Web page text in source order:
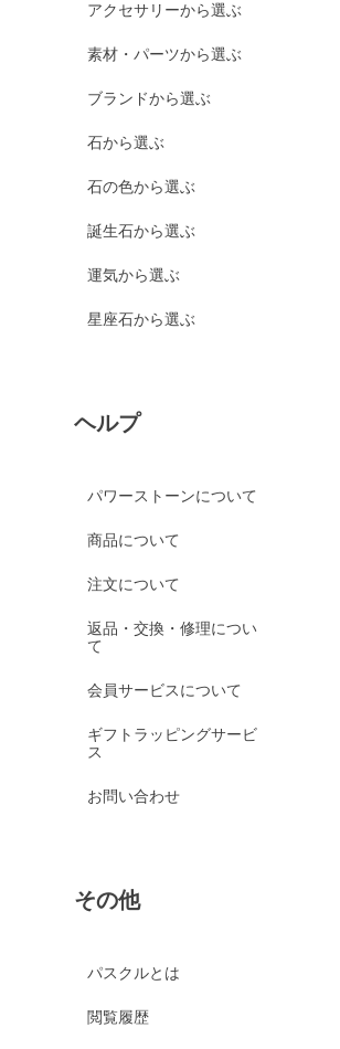
アクセサリーから選ぶ
素材・パーツから選ぶ
ブランドから選ぶ
石から選ぶ
石の色から選ぶ
誕生石から選ぶ
運気から選ぶ
星座石から選ぶ
ヘルプ
パワーストーンについて
商品について
注文について
返品・交換・修理につい
て
会員サービスについて
ギフトラッピングサービ
ス
お問い合わせ
その他
パスクルとは
閲覧履歴